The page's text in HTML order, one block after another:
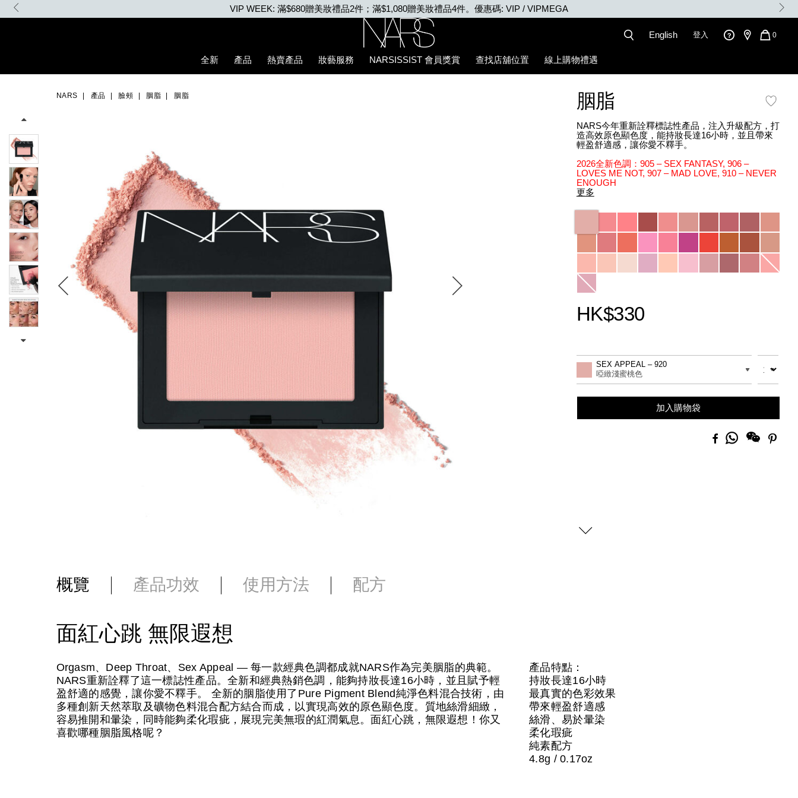
Skip
VIP WEEK: 任何購物即享2X積分、滿$2,000更享3X積分
English 登入
CART
0
全新 產品 熱賣產品 妝藝服務 NARSISSIST 會員獎賞 查找店舖位置 線上購物禮遇
NARS 產品 臉頰 胭脂 胭脂
0194251140421_hk
胭脂
NARS今年重新詮釋標誌性產品，注入升級配方，打
造高效原色顯色度，能持妝長達16小時，並且帶來
輕盈舒適感，讓你愛不釋手。
2026全新色調：905 – SEX FANTASY, 906 –
LOVES ME NOT, 907 – MAD LOVE, 910 – NEVER
ENOUGH
更多
Variations
HK$330
to
options
Actions
SEX APPEAL – 920
啞緻淺蜜桃色
數量
加入購物袋
Facebook
分
概覽 產品功效 使用方法 配方
面紅心跳 無限遐想
Orgasm、Deep Throat、Sex Appeal — 每一款經典色調都成就NARS作為完美胭脂的典範。
NARS重新詮釋了這一標誌性產品。全新和經典熱銷色調，能夠持妝長達16小時，並且賦予輕
盈舒適的感覺，讓你愛不釋手。 全新的胭脂使用了Pure Pigment Blend純淨色料混合技術，由
多種創新天然萃取及礦物色料混合配方結合而成，以實現高效的原色顯色度。質地絲滑細緻，
容易推開和暈染，同時能夠柔化瑕疵，展現完美無瑕的紅潤氣息。面紅心跳，無限遐想！你又
喜歡哪種胭脂風格呢？
產品特點：
持妝長達16小時
最真實的色彩效果
帶來輕盈舒適感
絲滑、易於暈染
柔化瑕疵
純素配方
4.8g / 0.17oz